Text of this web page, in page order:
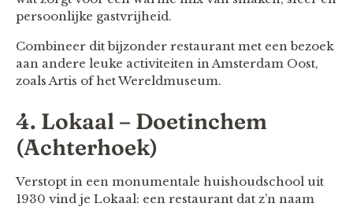
persoonlijke gastvrijheid.
Combineer dit bijzonder restaurant met een bezoek
aan andere leuke activiteiten in Amsterdam Oost,
zoals Artis of het Wereldmuseum.
4. Lokaal – Doetinchem
(Achterhoek)
Verstopt in een monumentale huishoudschool uit
1930 vind je Lokaal: een restaurant dat z’n naam